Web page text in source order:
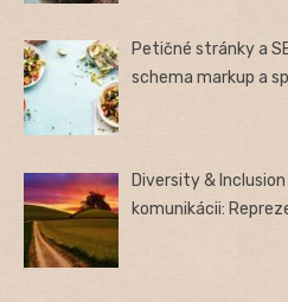
Petičné stránky a
schema markup a
Diversity &
komunikácii: